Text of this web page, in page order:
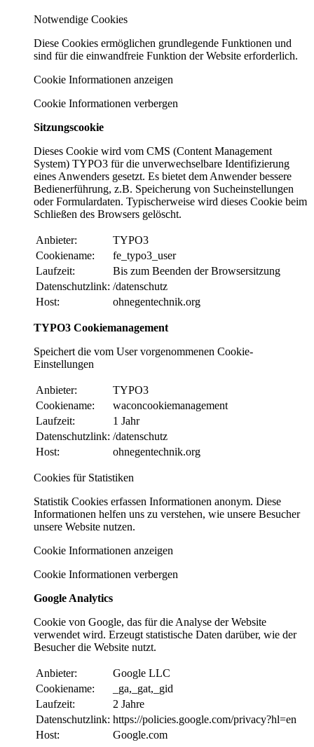
Notwendige Cookies
Diese Cookies ermöglichen grundlegende Funktionen und
sind für die einwandfreie Funktion der Website erforderlich.
Cookie Informationen anzeigen
Cookie Informationen verbergen
Sitzungscookie
Dieses Cookie wird vom CMS (Content Management
System) TYPO3 für die unverwechselbare Identifizierung
eines Anwenders gesetzt. Es bietet dem Anwender bessere
Bedienerführung, z.B. Speicherung von Sucheinstellungen
oder Formulardaten. Typischerweise wird dieses Cookie beim
Schließen des Browsers gelöscht.
Anbieter:
TYPO3
Cookiename:
fe_typo3_user
Laufzeit:
Bis zum Beenden der Browsersitzung
Datenschutzlink: /datenschutz
Host:
ohnegentechnik.org
TYPO3 Cookiemanagement
Speichert die vom User vorgenommenen Cookie-
Einstellungen
Anbieter:
TYPO3
Cookiename:
waconcookiemanagement
Laufzeit:
1 Jahr
Datenschutzlink: /datenschutz
Host:
ohnegentechnik.org
Cookies für Statistiken
Statistik Cookies erfassen Informationen anonym. Diese
Informationen helfen uns zu verstehen, wie unsere Besucher
unsere Website nutzen.
Cookie Informationen anzeigen
Cookie Informationen verbergen
Google Analytics
Cookie von Google, das für die Analyse der Website
verwendet wird. Erzeugt statistische Daten darüber, wie der
Besucher die Website nutzt.
Anbieter:
Google LLC
Cookiename:
_ga,_gat,_gid
Laufzeit:
2 Jahre
Datenschutzlink: https://policies.google.com/privacy?hl=en
Host:
Google.com